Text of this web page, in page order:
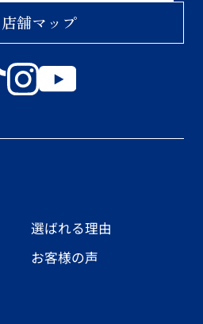
店舗マップ
選ばれる理由
お客様の声